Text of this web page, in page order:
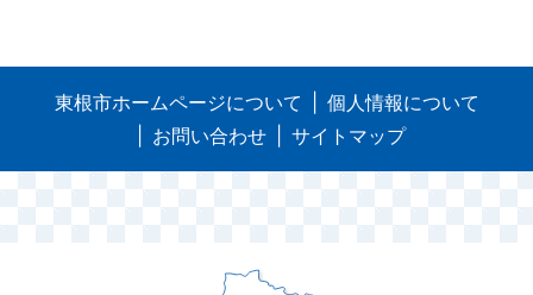
東根市ホームページについて
個人情報について
お問い合わせ
サイトマップ